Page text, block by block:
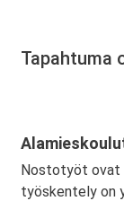
Tapahtuma
Nostotyöt ovat
työskentely on